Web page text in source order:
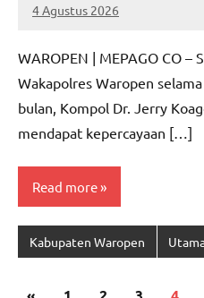
4 Agustus 2026
MEPAGO
No
WAROPEN | MEPAGO CO –
Wakapolres Waropen
bulan, Kompol Dr. Jerry
mendapat kepercayaan […]
Read more
Kabupaten Waropen
Paginasi
Previous